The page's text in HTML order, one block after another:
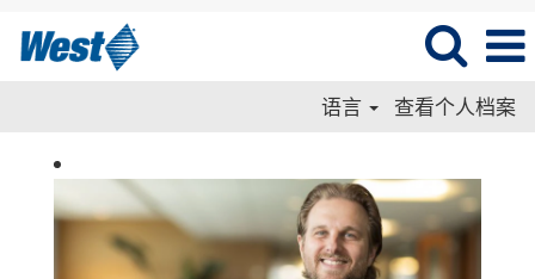
语言 查看个人档案